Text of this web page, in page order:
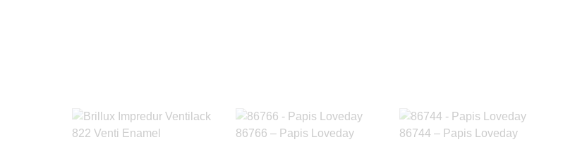
86766 – Papis Loveday
86744 – Papis Loveday